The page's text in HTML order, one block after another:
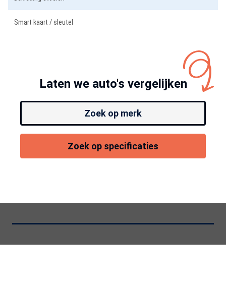
Smart kaart / sleutel
Laten we auto's vergelijken
Zoek op merk
Zoek op specificaties